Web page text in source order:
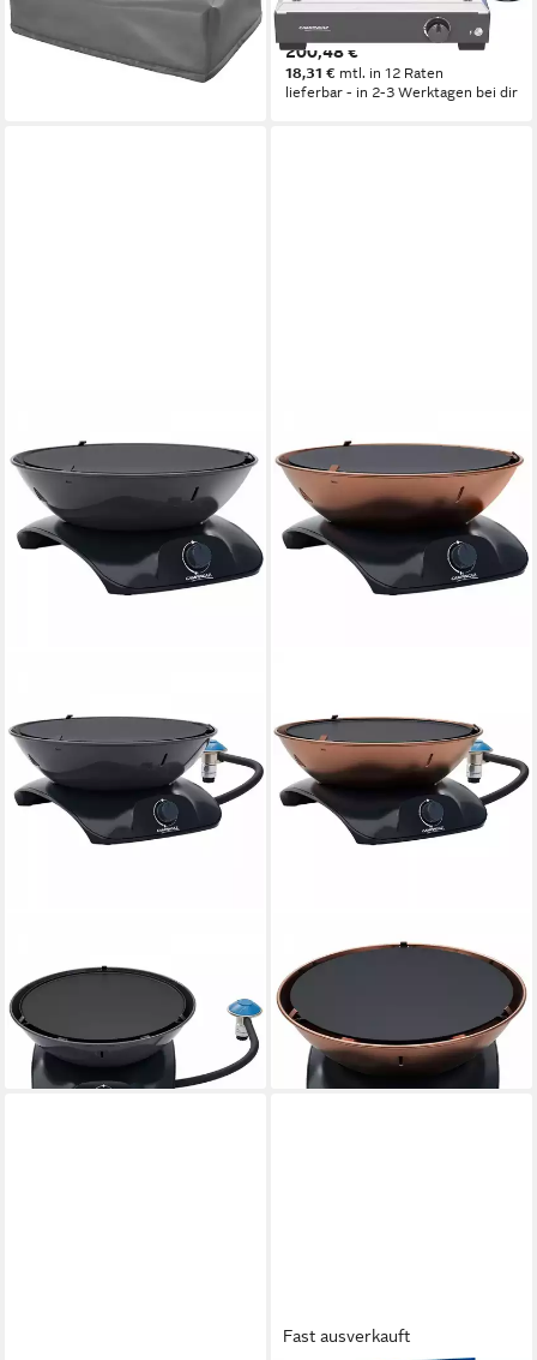
Compact für Plancha
33,59 €
lieferbar - in 2-3 Werktagen bei dir
Standfest
200,48 €
18,31 € mtl. in 12 Raten
lieferbar - in 2-3 Werktagen bei dir
Gasgrill 360 Grill CV - Gasgrill
- anthrazit/schwarz
191,90 €
17,53 €mtl. in 12 Raten
lieferbar - in 5-6 Werktagen bei dir
Gasgrill 360 Grill CV - Gasgrill
- kupfer/schwarz
200,90 €
18,35 €mtl. in 12 Raten
lieferbar - in 5-6 Werktagen bei dir
Fast ausverkauft